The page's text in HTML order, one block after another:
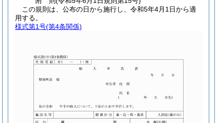
この規則は、公布の日から施行し、令和5年4月1日から適
用する。
様式第1号(第4条関係)